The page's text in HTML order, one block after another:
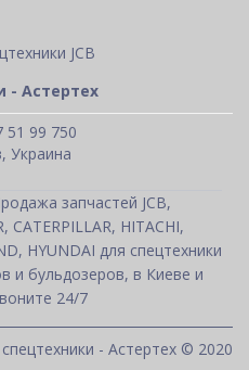
JCB
- Астертех
51 99 750
Украина
запчастей JCB,
CATERPILLAR, HITACHI,
HYUNDAI для спецтехники
и бульдозеров, в Киеве и
24/7
- Астертех © 2020